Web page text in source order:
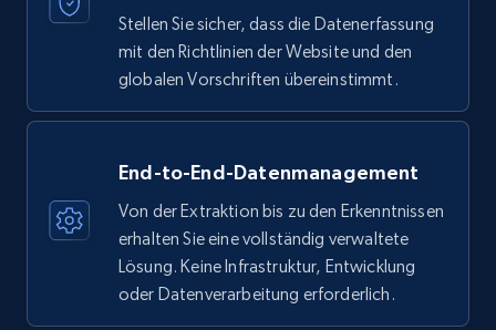
Stellen Sie sicher, dass die Datenerfassung
mit den Richtlinien der Website und den
globalen Vorschriften übereinstimmt.
End-to-End-Datenmanagement
Von der Extraktion bis zu den Erkenntnissen
erhalten Sie eine vollständig verwaltete
Lösung. Keine Infrastruktur, Entwicklung
oder Datenverarbeitung erforderlich.